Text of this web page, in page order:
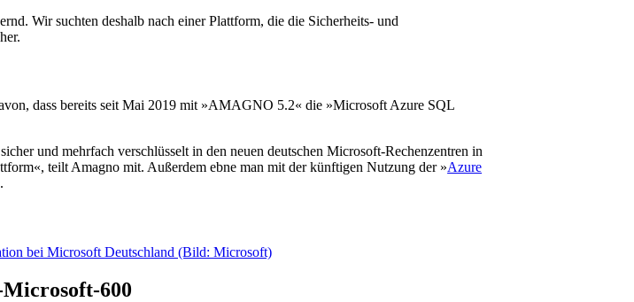
Wir suchten deshalb nach einer Plattform, die die Sicherheits- und
dass bereits seit Mai 2019 mit »AMAGNO 5.2« die »Microsoft Azure SQL
und mehrfach verschlüsselt in den neuen deutschen Microsoft-Rechenzentren in
teilt Amagno mit. Außerdem ebne man mit der künftigen Nutzung der »Azure
600